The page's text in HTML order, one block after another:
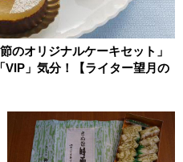
のオリジナルケーキセット」
VIP」気分！【ライター望月の